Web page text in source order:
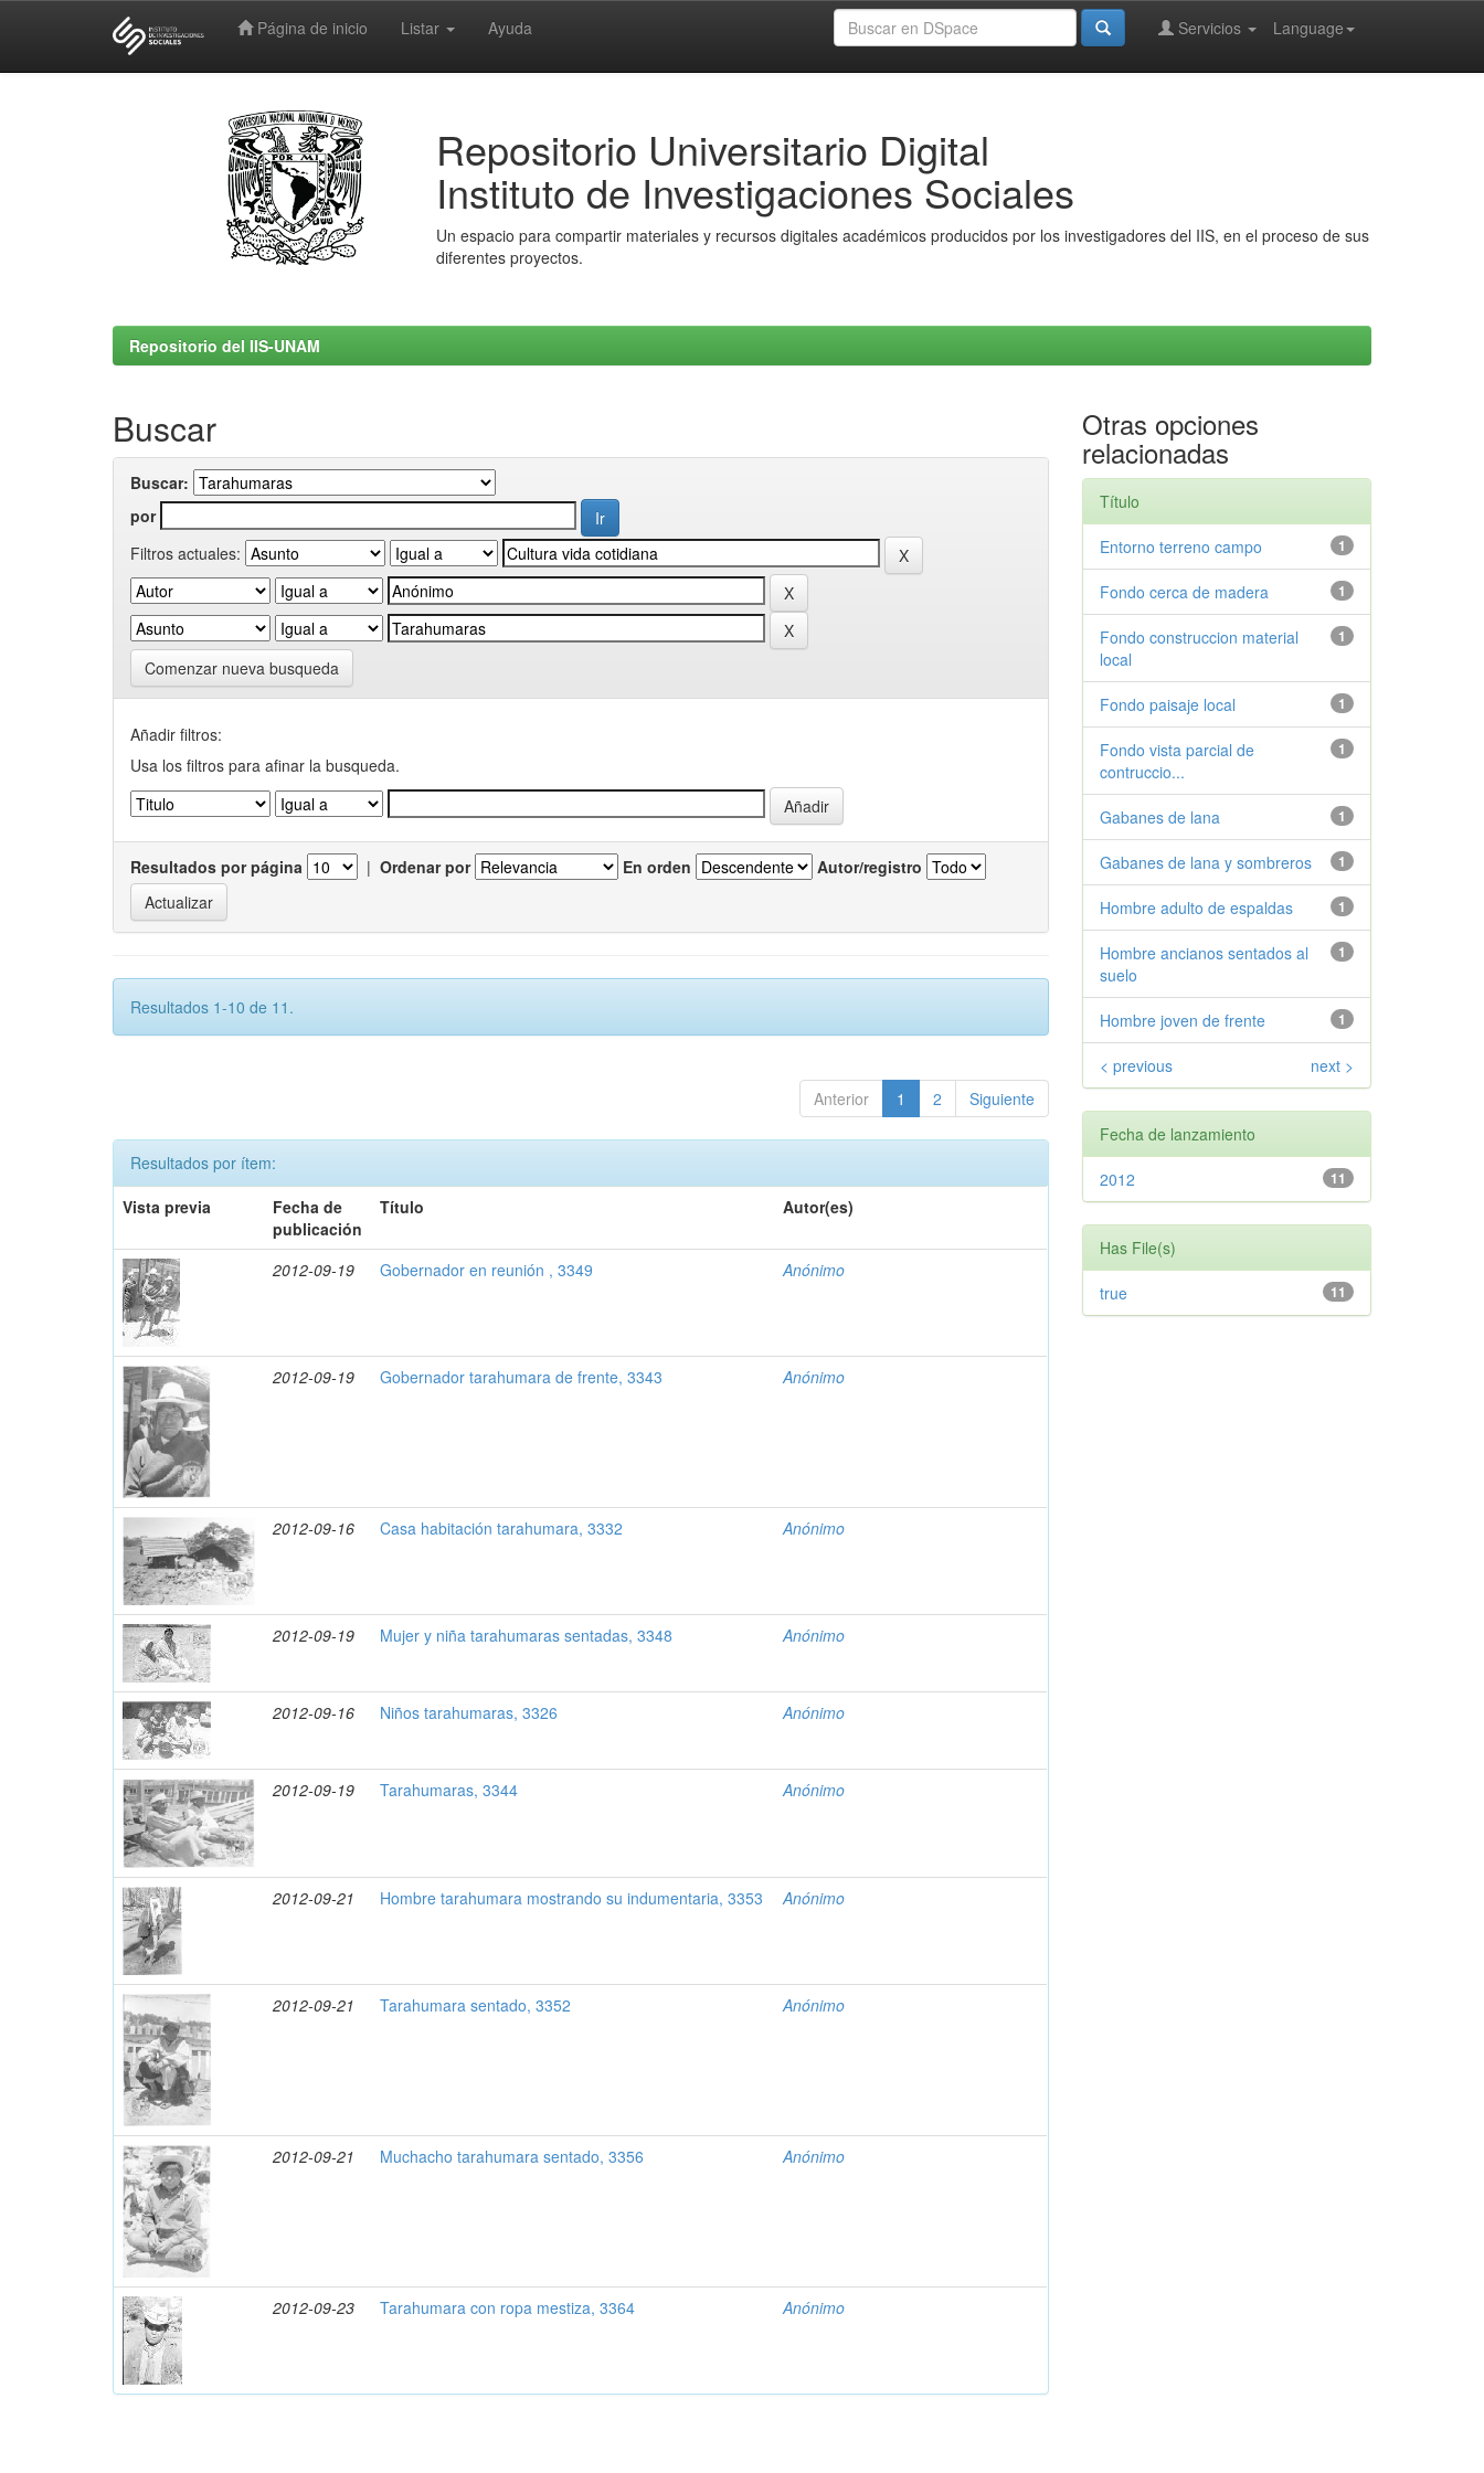
Página de inicio Listar Ayuda Language
Servicios
Repositorio Universitario Digital
Instituto de Investigaciones Sociales
Un espacio para compartir materiales y recursos digitales académicos producidos por los investigadores del IIS, en el proceso de sus
diferentes proyectos.
Repositorio del IIS-UNAM
Buscar
Buscar:
por
Filtros actuales:
Comenzar nueva busqueda
Añadir filtros:
Usa los filtros para afinar la busqueda.
Resultados por página | Ordenar por En orden Autor/registro
Resultados 1-10 de 11.
Anterior 1 2 Siguiente
Resultados por ítem:
Vista previa
Fecha de
publicación
Título Autor(es)
2012-09-19 Gobernador en reunión , 3349 Anónimo
2012-09-19 Gobernador tarahumara de frente, 3343 Anónimo
2012-09-16 Casa habitación tarahumara, 3332 Anónimo
2012-09-19 Mujer y niña tarahumaras sentadas, 3348 Anónimo
2012-09-16 Niños tarahumaras, 3326 Anónimo
2012-09-19 Tarahumaras, 3344 Anónimo
2012-09-21 Hombre tarahumara mostrando su indumentaria, 3353 Anónimo
2012-09-21 Tarahumara sentado, 3352 Anónimo
2012-09-21 Muchacho tarahumara sentado, 3356 Anónimo
2012-09-23 Tarahumara con ropa mestiza, 3364 Anónimo
Otras opciones
relacionadas
Título
1
Entorno terreno campo
1
Fondo cerca de madera
1
Fondo construccion material
local
1
Fondo paisaje local
1
Fondo vista parcial de
contruccio...
1
Gabanes de lana
1
Gabanes de lana y sombreros
1
Hombre adulto de espaldas
1
Hombre ancianos sentados al
suelo
1
Hombre joven de frente
< previous next >
Fecha de lanzamiento
11
2012
Has File(s)
11
true